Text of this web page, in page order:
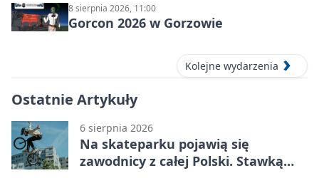
8 sierpnia 2026, 11:00
Gorcon 2026 w Gorzowie
Kolejne wydarzenia
Ostatnie Artykuły
6 sierpnia 2026
Na skateparku pojawią się
zawodnicy z całej Polski. Stawką